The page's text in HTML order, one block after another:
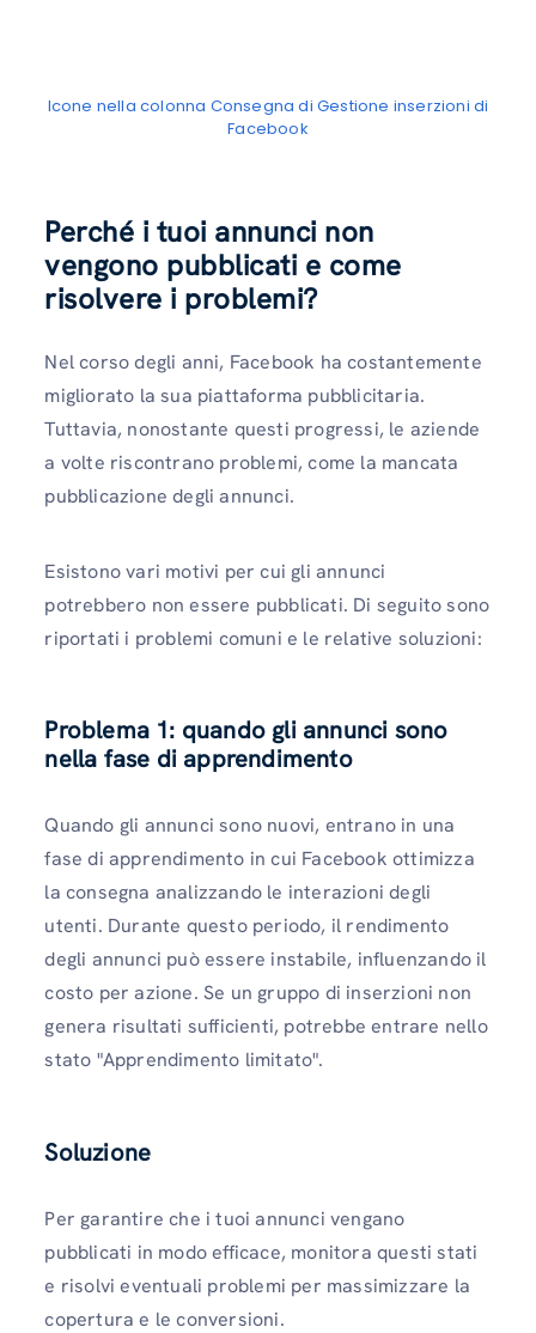
Icone nella colonna Consegna di Gestione inserzioni di
Facebook
Perché i tuoi annunci non
vengono pubblicati e come
risolvere i problemi?
Nel corso degli anni, Facebook ha costantemente
migliorato la sua piattaforma pubblicitaria.
Tuttavia, nonostante questi progressi, le aziende
a volte riscontrano problemi, come la mancata
pubblicazione degli annunci.
Esistono vari motivi per cui gli annunci
potrebbero non essere pubblicati. Di seguito sono
riportati i problemi comuni e le relative soluzioni:
Problema 1: quando gli annunci sono
nella fase di apprendimento
Quando gli annunci sono nuovi, entrano in una
fase di apprendimento in cui Facebook ottimizza
la consegna analizzando le interazioni degli
utenti. Durante questo periodo, il rendimento
degli annunci può essere instabile, influenzando il
costo per azione. Se un gruppo di inserzioni non
genera risultati sufficienti, potrebbe entrare nello
stato "Apprendimento limitato".
Soluzione
Per garantire che i tuoi annunci vengano
pubblicati in modo efficace, monitora questi stati
e risolvi eventuali problemi per massimizzare la
copertura e le conversioni.